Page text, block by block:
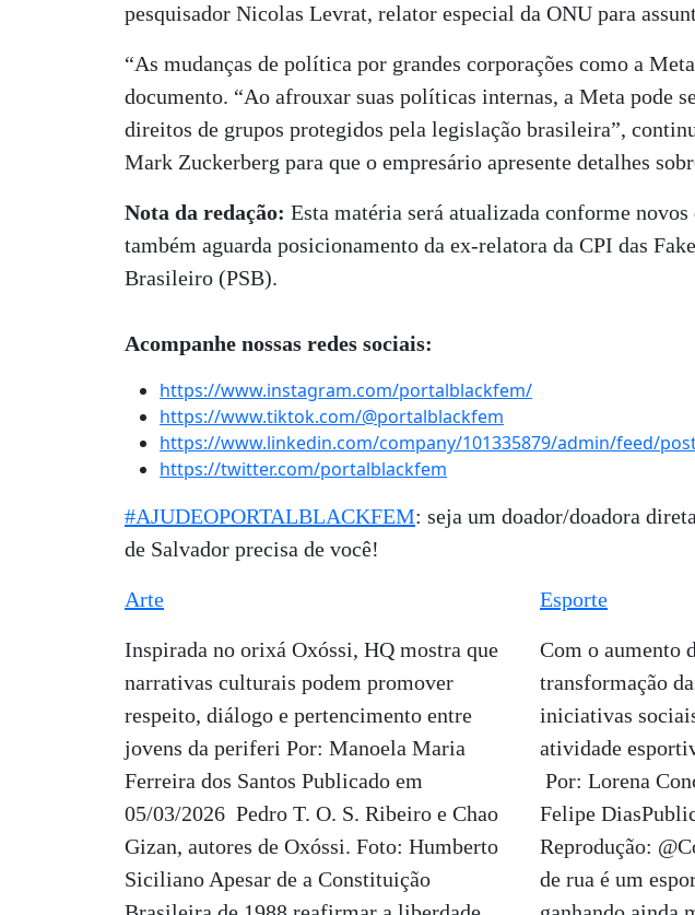
pesquisador Nicolas Levrat, relator especial da ONU para
“As mudanças de política por grandes corporações como a
documento. “Ao afrouxar suas políticas internas, a Meta pode
direitos de grupos protegidos pela legislação brasileira”,
Mark Zuckerberg para que o empresário apresente detalhes
Nota da redação: Esta matéria será atualizada conforme
também aguarda posicionamento da ex-relatora da CPI das
Brasileiro (PSB).
Acompanhe nossas redes sociais:
https://www.instagram.com/portalblackfem/
https://www.tiktok.com/@portalblackfem
https://www.linkedin.com/company/101335879/admin/feed/
https://twitter.com/portalblackfem
#AJUDEOPORTALBLACKFEM: seja um doador/doadora
de Salvador precisa de você!
Arte
Inspirada no orixá Oxóssi, HQ mostra que
narrativas culturais podem promover
respeito, diálogo e pertencimento entre
jovens da periferi Por: Manoela Maria
Ferreira dos Santos Publicado em
05/03/2026 Pedro T. O. S. Ribeiro e Chao
Gizan, autores de Oxóssi. Foto: Humberto
Siciliano Apesar de a Constituição
Esporte
Com o aumento
transformação
iniciativas
atividade
Por: Lorena
Felipe
Reprodução:
de rua é um